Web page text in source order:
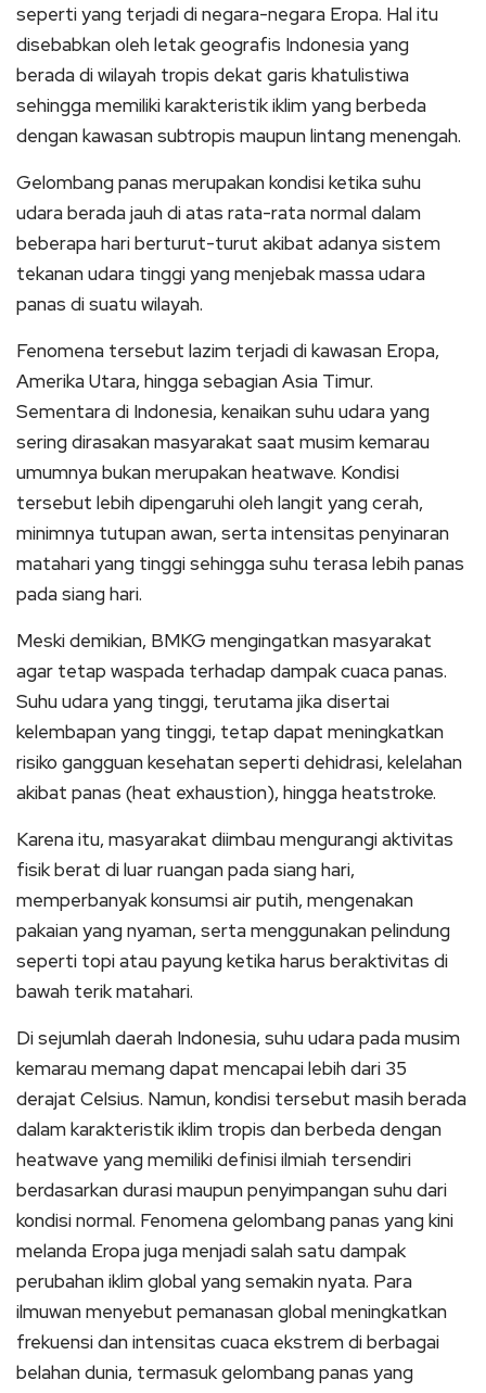
seperti yang terjadi di negara-negara Eropa. Hal itu
disebabkan oleh letak geografis Indonesia yang
berada di wilayah tropis dekat garis khatulistiwa
sehingga memiliki karakteristik iklim yang berbeda
dengan kawasan subtropis maupun lintang menengah.
Gelombang panas merupakan kondisi ketika suhu
udara berada jauh di atas rata-rata normal dalam
beberapa hari berturut-turut akibat adanya sistem
tekanan udara tinggi yang menjebak massa udara
panas di suatu wilayah.
Fenomena tersebut lazim terjadi di kawasan Eropa,
Amerika Utara, hingga sebagian Asia Timur.
Sementara di Indonesia, kenaikan suhu udara yang
sering dirasakan masyarakat saat musim kemarau
umumnya bukan merupakan heatwave. Kondisi
tersebut lebih dipengaruhi oleh langit yang cerah,
minimnya tutupan awan, serta intensitas penyinaran
matahari yang tinggi sehingga suhu terasa lebih panas
pada siang hari.
Meski demikian, BMKG mengingatkan masyarakat
agar tetap waspada terhadap dampak cuaca panas.
Suhu udara yang tinggi, terutama jika disertai
kelembapan yang tinggi, tetap dapat meningkatkan
risiko gangguan kesehatan seperti dehidrasi, kelelahan
akibat panas (heat exhaustion), hingga heatstroke.
Karena itu, masyarakat diimbau mengurangi aktivitas
fisik berat di luar ruangan pada siang hari,
memperbanyak konsumsi air putih, mengenakan
pakaian yang nyaman, serta menggunakan pelindung
seperti topi atau payung ketika harus beraktivitas di
bawah terik matahari.
Di sejumlah daerah Indonesia, suhu udara pada musim
kemarau memang dapat mencapai lebih dari 35
derajat Celsius. Namun, kondisi tersebut masih berada
dalam karakteristik iklim tropis dan berbeda dengan
heatwave yang memiliki definisi ilmiah tersendiri
berdasarkan durasi maupun penyimpangan suhu dari
kondisi normal. Fenomena gelombang panas yang kini
melanda Eropa juga menjadi salah satu dampak
perubahan iklim global yang semakin nyata. Para
ilmuwan menyebut pemanasan global meningkatkan
frekuensi dan intensitas cuaca ekstrem di berbagai
belahan dunia, termasuk gelombang panas yang